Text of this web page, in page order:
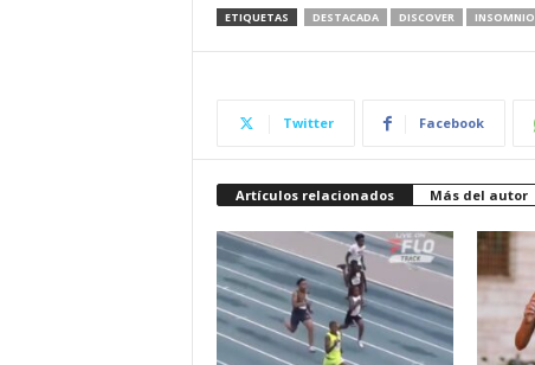
ETIQUETAS DESTACADA DISCOVER INSOMNIO
Twitter Facebook
Artículos relacionados Más del autor